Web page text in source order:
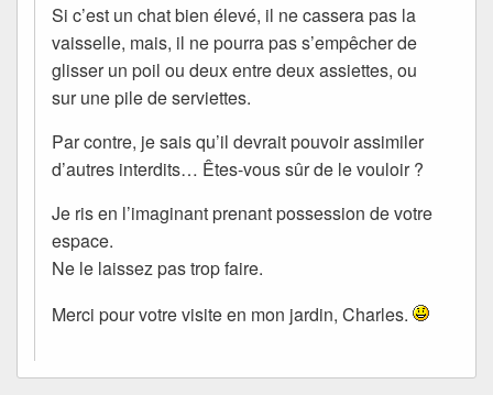
Si c’est un chat bien élevé, il ne cassera pas la
vaisselle, mais, il ne pourra pas s’empêcher de
glisser un poil ou deux entre deux assiettes, ou
sur une pile de serviettes.
Par contre, je sais qu’il devrait pouvoir assimiler
d’autres interdits… Êtes-vous sûr de le vouloir ?
Je ris en l’imaginant prenant possession de votre
espace.
Ne le laissez pas trop faire.
Merci pour votre visite en mon jardin, Charles.